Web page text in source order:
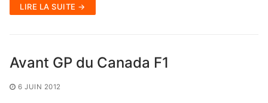
LIRE LA SUITE →
Avant GP du Canada F1
6 JUIN 2012